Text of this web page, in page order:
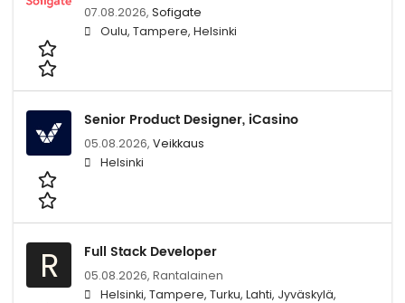
07.08.2026, Sofigate
Oulu, Tampere, Helsinki
Senior Product Designer, iCasino
05.08.2026, Veikkaus
Helsinki
R Full Stack Developer
05.08.2026, Rantalainen
Helsinki, Tampere, Turku, Lahti, Jyväskylä,